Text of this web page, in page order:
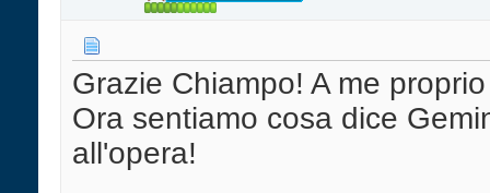
Grazie Chiampo! A me
Ora sentiamo cosa dice
all'opera!